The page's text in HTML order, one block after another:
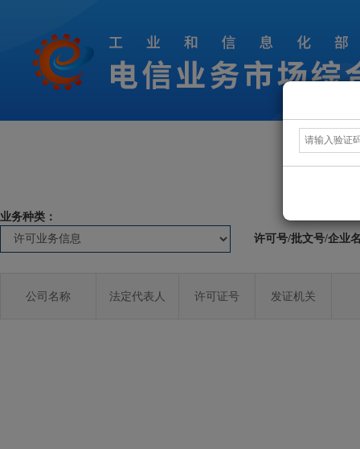
业务种类：
许可号/批文号/企业
公司名称 法定代表人 许可证号 发证机关